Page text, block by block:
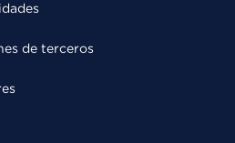
de terceros